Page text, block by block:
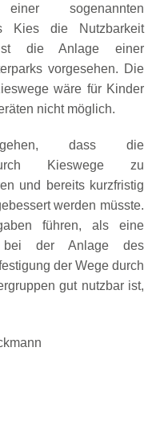
sogenannten
Kies die Nutzbarkeit
die Anlage einer
vorgesehen. Die
wäre für Kinder
nicht möglich.
dass die
durch Kieswege zu
und bereits kurzfristig
werden müsste.
führen, als eine
bei der Anlage des
der Wege durch
gut nutzbar ist,